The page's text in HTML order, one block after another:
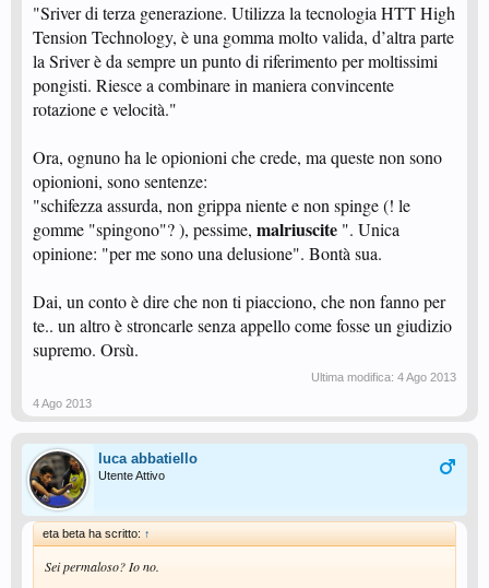
"Sriver di terza generazione. Utilizza la tecnologia HTT High
Tension Technology, è una gomma molto valida, d’altra parte
la Sriver è da sempre un punto di riferimento per moltissimi
pongisti. Riesce a combinare in maniera convincente
rotazione e velocità."
Ora, ognuno ha le opionioni che crede, ma queste non sono
opionioni, sono sentenze:
"schifezza assurda, non grippa niente e non spinge (! le
gomme "spingono"? ), pessime, malriuscite ". Unica
opinione: "per me sono una delusione". Bontà sua.
Dai, un conto è dire che non ti piacciono, che non fanno per
te.. un altro è stroncarle senza appello come fosse un giudizio
supremo. Orsù.
Ultima modifica: 4 Ago 2013
4 Ago 2013
luca abbatiello
Utente Attivo
eta beta ha scritto: ↑
Sei permaloso? Io no.